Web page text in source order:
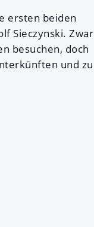
ersten beiden
Sieczynski. Zwar
besuchen, doch
und zu